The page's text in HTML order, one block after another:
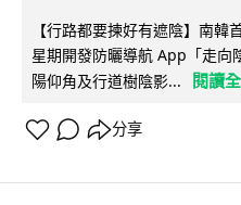
【行路都要揀好有遮陰】南
星期開發防曬導航 App「走向
陽仰角及行道樹陰影...
閱讀
分享